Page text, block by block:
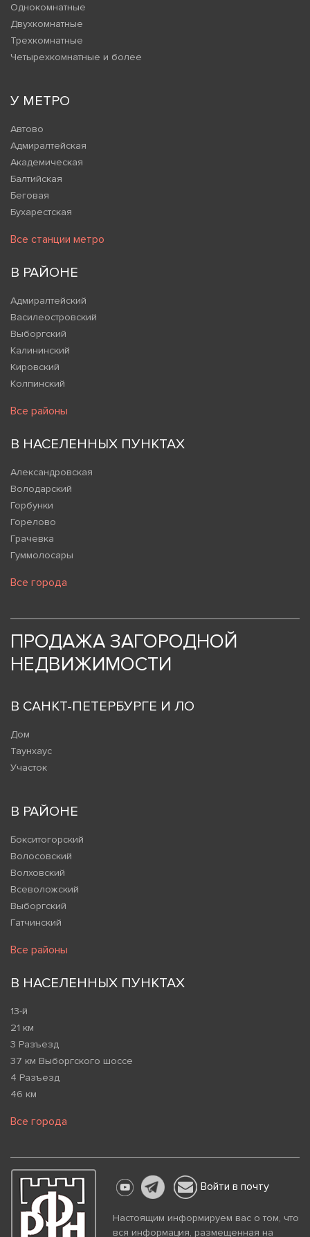
Однокомнатные
Двухкомнатные
Трехкомнатные
Четырехкомнатные и более
У МЕТРО
Автово
Адмиралтейская
Академическая
Балтийская
Беговая
Бухарестская
Все станции метро
В РАЙОНЕ
Адмиралтейский
Василеостровский
Выборгский
Калининский
Кировский
Колпинский
Все районы
В НАСЕЛЕННЫХ ПУНКТАХ
Александровская
Володарский
Горбунки
Горелово
Грачевка
Гуммолосары
Все города
ПРОДАЖА ЗАГОРОДНОЙ
НЕДВИЖИМОСТИ
В САНКТ-ПЕТЕРБУРГЕ И ЛО
Дом
Таунхаус
Участок
В РАЙОНЕ
Бокситогорский
Волосовский
Волховский
Всеволожский
Выборгский
Гатчинский
Все районы
В НАСЕЛЕННЫХ ПУНКТАХ
13-й
21 км
3 Разъезд
37 км Выборгского шоссе
4 Разъезд
46 км
Все города
Войти в почту
Настоящим информируем вас о том, что
вся информация, размещенная на